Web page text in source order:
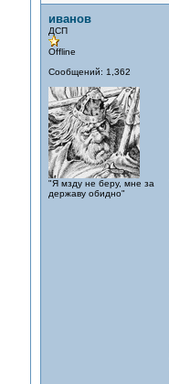
иванов
ДСП
Offline
Сообщений: 1,362
"Я мзду не беру, мне за
державу обидно"